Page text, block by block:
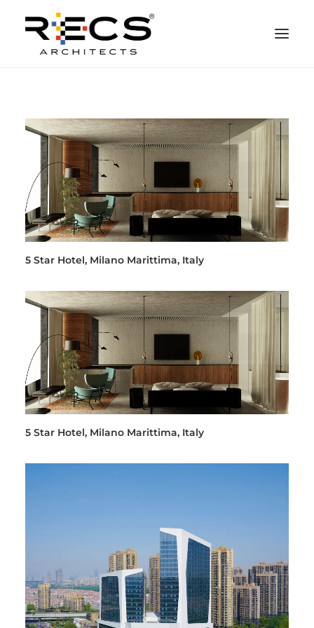
PORTFOLIO
NEWS
FUNDAÇÃO
CONTATOS
MERCHANDISING
5 Star Hotel, Milano Marittima, Italy
5 Star Hotel, Milano Marittima, Italy